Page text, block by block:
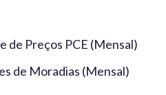
de Preços PCE (Mensal)
de Moradias (Mensal)